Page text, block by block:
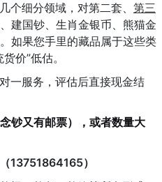
个细分领域，对第二套、 第三
建国钞、生肖金银币、熊猫金
如果您手里的藏品属于这些类
价”低估。
一服务，评估后直接现金结
钞又有邮票），或者数量大
13751864165）